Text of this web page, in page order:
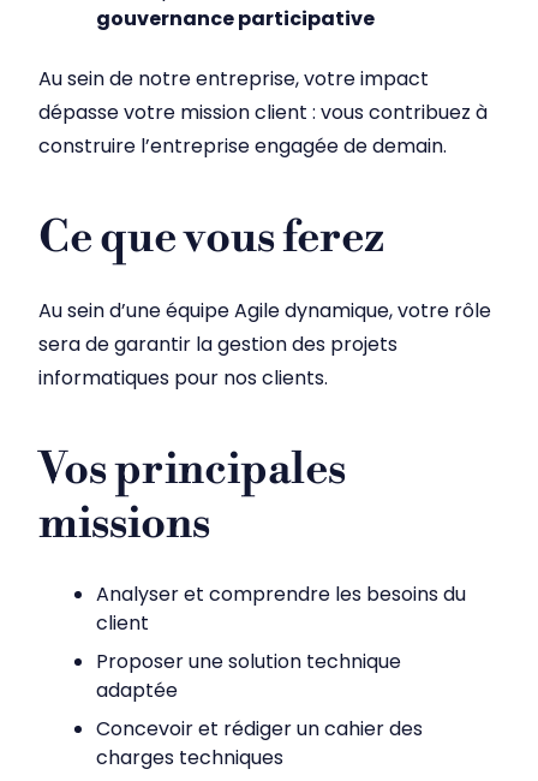
gouvernance participative
Au sein de notre entreprise, votre impact
dépasse votre mission client : vous contribuez à
construire l’entreprise engagée de demain.
Ce que vous ferez
Au sein d’une équipe Agile dynamique, votre rôle
sera de garantir la gestion des projets
informatiques pour nos clients.
Vos principales
missions
Analyser et comprendre les besoins du
client
Proposer une solution technique
adaptée
Concevoir et rédiger un cahier des
charges techniques